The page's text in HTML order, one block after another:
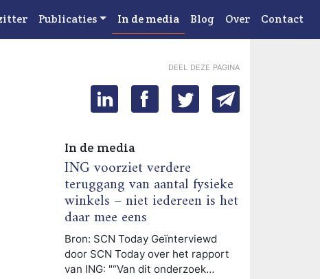
Publicaties In de media Blog Over Contact
deel deze pagina
In de media
ING voorziet verdere
teruggang van aantal fysieke
winkels – niet iedereen is het
daar mee eens
Bron: SCN Today Geïnterviewd
door SCN Today over het rapport
van ING: "“Van dit onderzoek…